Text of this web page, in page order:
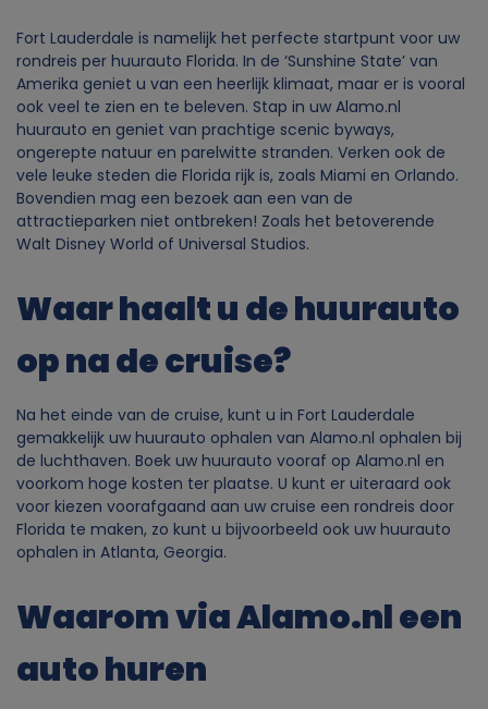
Fort Lauderdale is namelijk het perfecte startpunt voor uw
rondreis per huurauto Florida. In de ‘Sunshine State’ van
Amerika geniet u van een heerlijk klimaat, maar er is vooral
ook veel te zien en te beleven. Stap in uw Alamo.nl
huurauto en geniet van prachtige scenic byways,
ongerepte natuur en parelwitte stranden. Verken ook de
vele leuke steden die Florida rijk is, zoals Miami en Orlando.
Bovendien mag een bezoek aan een van de
attractieparken niet ontbreken! Zoals het betoverende
Walt Disney World of Universal Studios.
Waar haalt u de huurauto
op na de cruise?
Na het einde van de cruise, kunt u in Fort Lauderdale
gemakkelijk uw huurauto ophalen van Alamo.nl ophalen bij
de luchthaven. Boek uw huurauto vooraf op Alamo.nl en
voorkom hoge kosten ter plaatse. U kunt er uiteraard ook
voor kiezen voorafgaand aan uw cruise een rondreis door
Florida te maken, zo kunt u bijvoorbeeld ook uw huurauto
ophalen in Atlanta, Georgia.
Waarom via Alamo.nl een
auto huren